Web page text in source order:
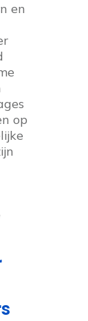
en
op